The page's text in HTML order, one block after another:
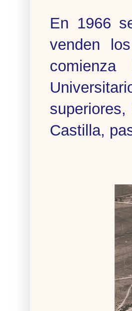
En 1966
venden
Castilla,